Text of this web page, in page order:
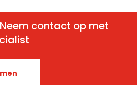
contact op met